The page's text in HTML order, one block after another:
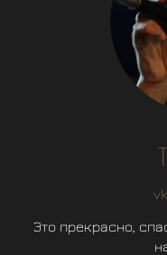
Это прекрасно,